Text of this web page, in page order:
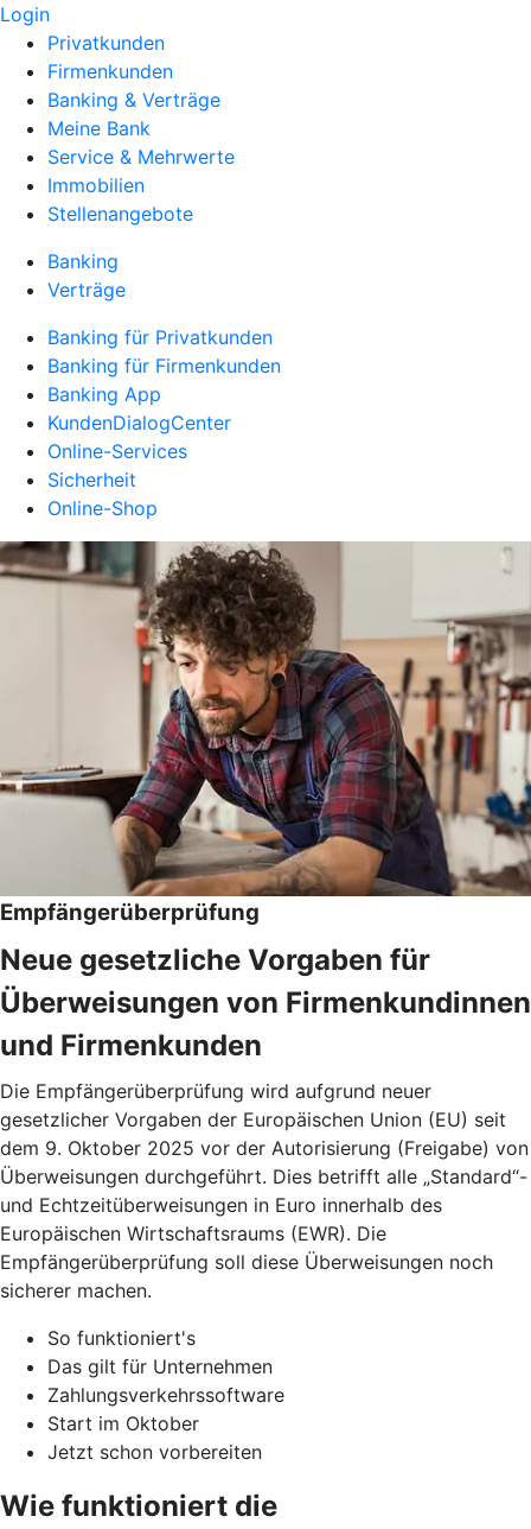
Login
Privatkunden
Firmenkunden
Banking & Verträge
Meine Bank
Service & Mehrwerte
Immobilien
Stellenangebote
Banking
Verträge
Banking für Privatkunden
Banking für Firmenkunden
Banking App
KundenDialogCenter
Online-Services
Sicherheit
Online-Shop
Empfängerüberprüfung
Neue gesetzliche Vorgaben für
Überweisungen von Firmenkundinnen
und Firmenkunden
Die Empfängerüberprüfung wird aufgrund neuer
gesetzlicher Vorgaben der Europäischen Union (EU) seit
dem 9. Oktober 2025 vor der Autorisierung (Freigabe) von
Überweisungen durchgeführt. Dies betrifft alle „Standard“-
und Echtzeitüberweisungen in Euro innerhalb des
Europäischen Wirtschaftsraums (EWR). Die
Empfängerüberprüfung soll diese Überweisungen noch
sicherer machen.
So funktioniert's
Das gilt für Unternehmen
Zahlungsverkehrssoftware
Start im Oktober
Jetzt schon vorbereiten
Wie funktioniert die